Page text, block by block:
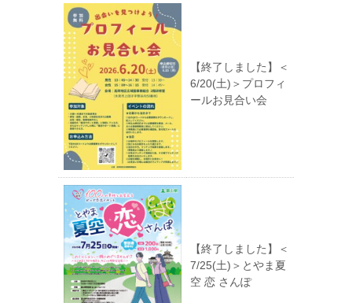
【終了しました】＜
6/20(土)＞プロフィ
ールお見合い会
【終了しました】＜
7/25(土)＞とやま夏
空 恋 さんぽ